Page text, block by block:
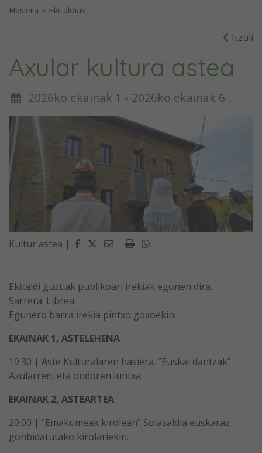
Hasiera > Ekitaldiak
Itzuli
Axular kultura astea
2026ko ekainak 1 - 2026ko ekainak 6
Kultur astea | FacebookTwitterEmailImprimirWhatsapp
Ekitaldi guztiak publikoari irekiak egonen dira.
Sarrera: Librea.
Egunero barra irekia pintxo goxoekin.
EKAINAK 1, ASTELEHENA
19:30 | Aste Kulturalaren hasiera. “Euskal dantzak”
Axularren, eta ondoren luntxa.
EKAINAK 2, ASTEARTEA
20:00 | “Emakumeak kirolean” Solasaldia euskaraz
gonbidatutako kirolariekin.